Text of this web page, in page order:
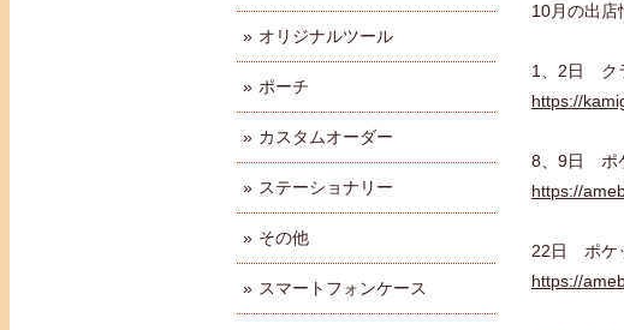
10月の出店
1、2日 ク
https://
8、9日 ポ
https://
22日 ポケ
https://
オリジナルツール
ポーチ
カスタムオーダー
ステーショナリー
その他
スマートフォンケース